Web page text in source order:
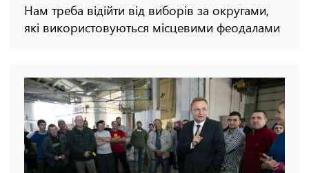
Нам треба відійти від виборів за округами,
які використовуються місцевими феодалами